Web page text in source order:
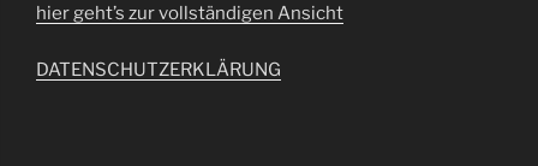
hier geht’s zur vollständigen Ansicht
DATENSCHUTZERKLÄRUNG